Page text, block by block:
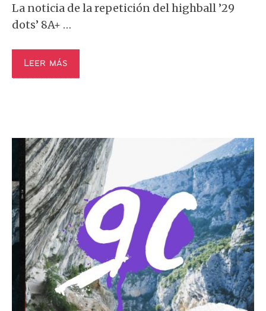
La noticia de la repetición del highball ’29
dots’ 8A+ …
Leer más